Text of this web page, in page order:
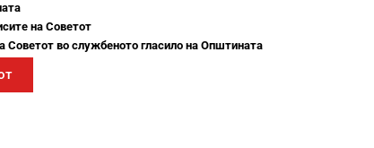
на Советот
Советот во службеното гласило на Општината